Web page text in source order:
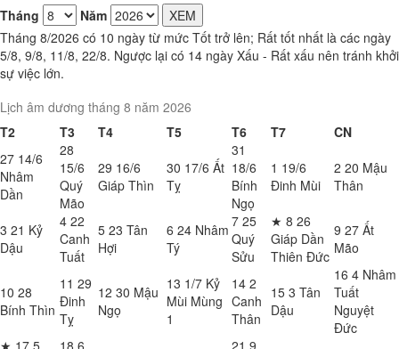
Tháng Năm
XEM
Tháng 8/2026 có 10 ngày từ mức Tốt trở lên; Rất tốt nhất là các ngày
5/8, 9/8, 11/8, 22/8. Ngược lại có 14 ngày Xấu - Rất xấu nên tránh khởi
sự việc lớn.
Lịch âm dương tháng 8 năm 2026
T2
T3 T4 T5 T6 T7
CN
27 14/6
Nhâm
Dần
28
15/6
Quý
Mão
29 16/6
Giáp Thìn
30 17/6 Ất
Tỵ
31
18/6
Bính
Ngọ
1 19/6
Đinh Mùi
2 20 Mậu
Thân
3 21 Kỷ
Dậu
4 22
Canh
Tuất
5 23 Tân
Hợi
6 24 Nhâm
Tý
7 25
Quý
Sửu
★ 8 26
Giáp Dần
Thiên Đức
9 27 Ất
Mão
10 28
Bính Thìn
11 29
Đinh
Tỵ
12 30 Mậu
Ngọ
13 1/7 Kỷ
Mùi Mùng
1
14 2
Canh
Thân
15 3 Tân
Dậu
16 4 Nhâm
Tuất
Nguyệt
Đức
★ 17 5 18 6 21 9